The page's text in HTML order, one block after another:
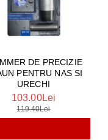
DE PRECIZIE
PENTRU NAS SI
URECHI
103.00Lei
119.40Lei